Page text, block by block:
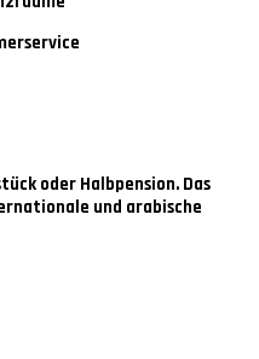
oder Halbpension. Das
und arabische